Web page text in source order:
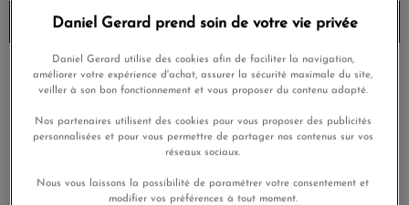
Envoi en moins de 24 heures
Livraison gratuite
Payez en 4x ou 10x
sans frais
Paiement sécurisé
Satisfait ou
remboursé
Aucune prime de fidélité n'est accordée pour ce produit, car
Daniel Gerard prend soin de votre vie privée
Daniel Gerard utilise des cookies afin de faciliter la navigation,
améliorer votre expérience d'achat, assurer la sécurité maximale du site,
veiller à son bon fonctionnement et vous proposer du contenu adapté.
Nos partenaires utilisent des cookies pour vous proposer des publicités
personnalisées et pour vous permettre de partager nos contenus sur vos
réseaux sociaux.
Nous vous laissons la possibilité de paramétrer votre consentement et
modifier vos préférences à tout moment.